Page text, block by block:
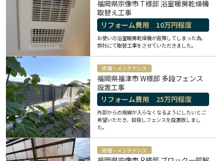
福岡県宗像市 T様邸 浴室暖房乾燥機
取替え工事
リフォーム費用 10万円程度
お使いの浴室暖房乾燥機が故障してしまった為、
弊社にて取替工事をさせていただきました。
修理・メンテナンス
福岡県福津市 W様邸 多段フェンス
設置工事
リフォーム費用 25万円程度
外部からの視線が入らなくなるようにしたいとご
希望いただき、目隠しフェンスを設置致しまし
た。
修理・メンテナンス